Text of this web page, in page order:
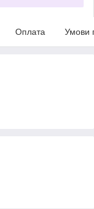
Оплата Умови